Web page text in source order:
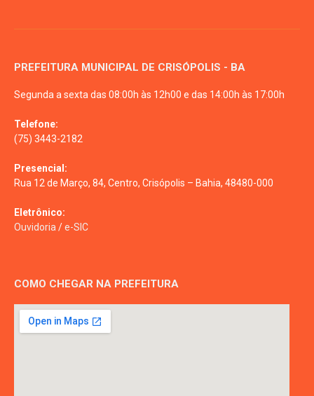
PREFEITURA MUNICIPAL DE CRISÓPOLIS - BA
Segunda a sexta das 08:00h às 12h00 e das 14:00h às 17:00h
Telefone:
(75) 3443-2182
Presencial:
Rua 12 de Março, 84, Centro, Crisópolis – Bahia, 48480-000
Eletrônico:
Ouvidoria/e-SIC
COMO CHEGAR NA PREFEITURA